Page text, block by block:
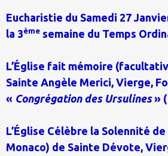
Eucharistie du Samedi 27
la 3ème semaine du Temps
L’Église fait mémoire
Sainte Angèle Merici, Vierge,
« Congrégation des Ursulines»
L’Église Célèbre la Solennité
Monaco) de Sainte Dévote,